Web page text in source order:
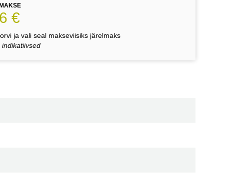
€
ja vali seal makseviisiks järelmaks